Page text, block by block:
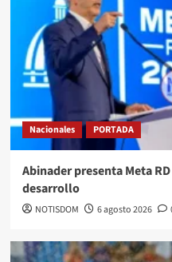
Nacionales PORTADA
Abinader presenta Meta
desarrollo
NOTISDOM 6 agosto 2026